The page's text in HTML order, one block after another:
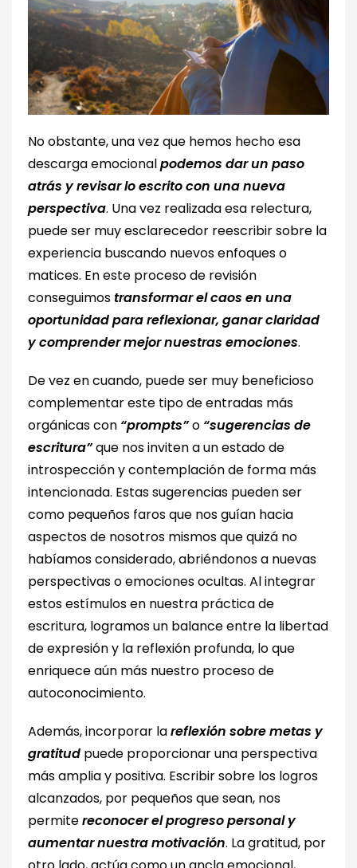
No obstante, una vez que hemos hecho esa
descarga emocionalpodemos dar un paso
atrás y revisar lo escrito con una nueva
perspectiva. Una vez realizada esa relectura,
puede ser muy esclarecedor reescribir sobre la
experiencia buscando nuevos enfoques o
matices. En este proceso de revisión
conseguimostransformar el caos en una
oportunidad para reflexionar, ganar claridad
y comprender mejor nuestras emociones.
De vez en cuando, puede ser muy beneficioso
complementar este tipo de entradas más
orgánicas con “prompts”o “sugerencias de
escritura”que nos inviten a un estado de
introspección y contemplación de forma más
intencionada. Estas sugerencias pueden ser
como pequeños faros que nos guían hacia
aspectos de nosotros mismos que quizá no
habíamos considerado, abriéndonos a nuevas
perspectivas o emociones ocultas. Al integrar
estos estímulos en nuestra práctica de
escritura, logramos un balance entre la libertad
de expresión y la reflexión profunda, lo que
enriquece aún más nuestro proceso de
autoconocimiento.
Además, incorporar lareflexión sobre metas y
gratitud puede proporcionar una perspectiva
más amplia y positiva. Escribir sobre los logros
alcanzados, por pequeños que sean, nos
permitereconocer el progreso personal y
aumentar nuestra motivación. La gratitud, por